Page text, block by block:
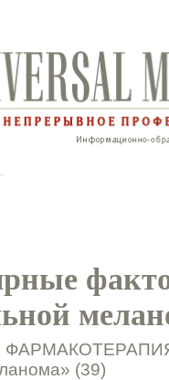
(39)